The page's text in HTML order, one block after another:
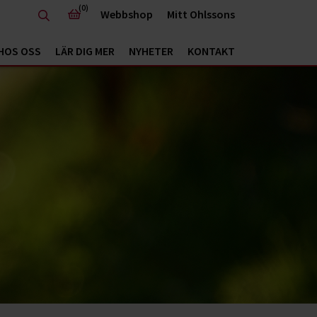
OSS LÄR DIG MER NYHETER KONTAKT
(0) Webbshop Mitt Ohlssons